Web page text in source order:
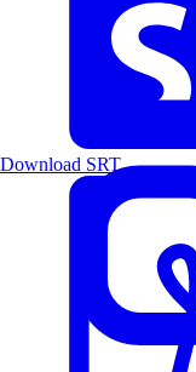
Download SRT